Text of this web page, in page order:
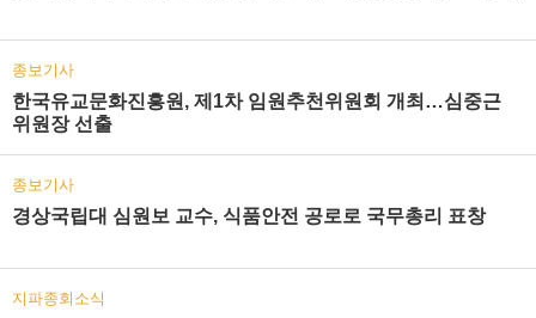
종보기사
한국유교문화진흥원, 제1차 임원추천위원회 개최…심중근
위원장 선출
종보기사
경상국립대 심원보 교수, 식품안전 공로로 국무총리 표창
지파종회소식